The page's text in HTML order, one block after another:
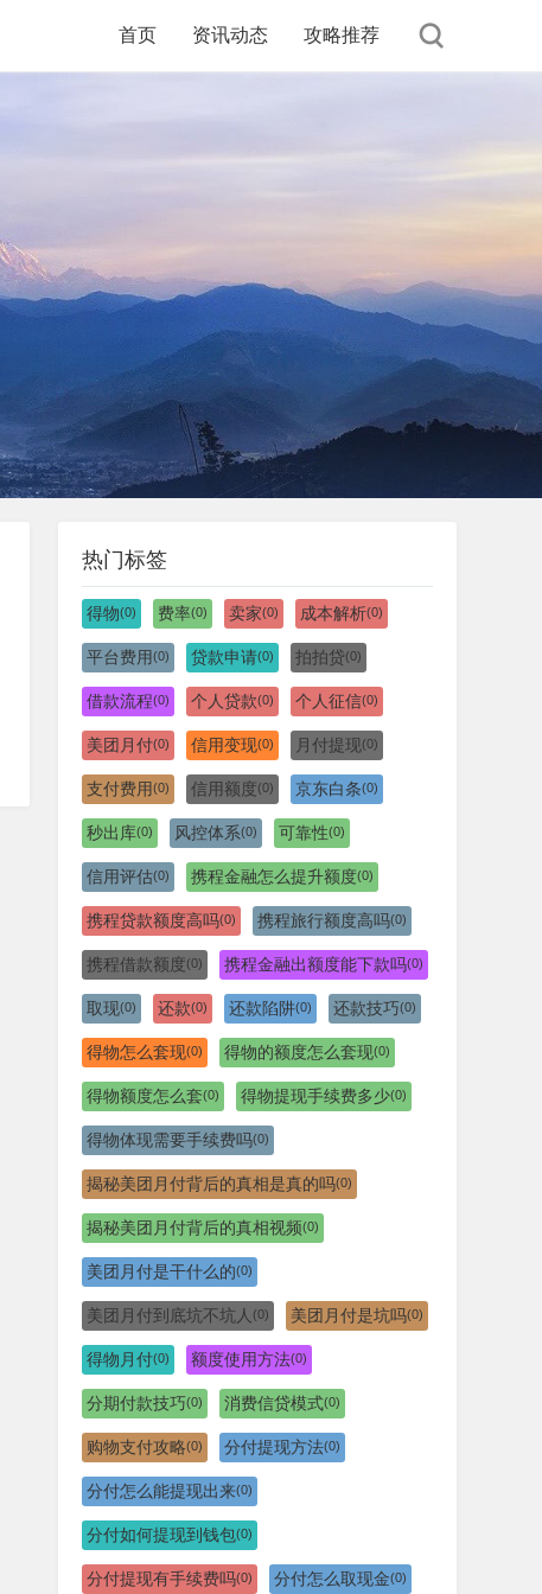
首页 资讯动态 攻略推荐
热门标签
得物(0) 费率(0) 卖家(0) 成本解析(0)
平台费用(0) 贷款申请(0) 拍拍贷(0)
借款流程(0) 个人贷款(0) 个人征信(0)
美团月付(0) 信用变现(0) 月付提现(0)
支付费用(0) 信用额度(0) 京东白条(0)
秒出库(0) 风控体系(0) 可靠性(0)
信用评估(0) 携程金融怎么提升额度(0)
携程贷款额度高吗(0) 携程旅行额度高吗(0)
携程借款额度(0) 携程金融出额度能下款吗(0)
取现(0) 还款(0) 还款陷阱(0) 还款技巧(0)
得物怎么套现(0) 得物的额度怎么套现(0)
得物额度怎么套(0) 得物提现手续费多少(0)
得物体现需要手续费吗(0)
揭秘美团月付背后的真相是真的吗(0)
揭秘美团月付背后的真相视频(0)
美团月付是干什么的(0)
美团月付到底坑不坑人 (0) 美团月付是坑吗(0)
得物月付(0) 额度使用方法(0)
分期付款技巧(0) 消费信贷模式(0)
购物支付攻略(0) 分付提现方法(0)
分付怎么能提现出来(0)
分付如何提现到钱包(0)
分付提现有手续费吗(0) 分付怎么取现金(0)